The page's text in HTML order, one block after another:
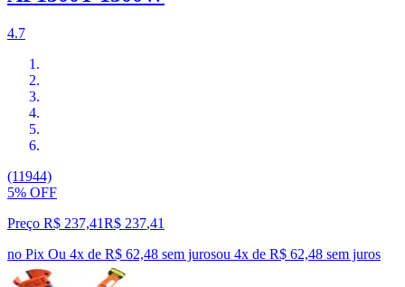
4.7
(11944)
5% OFF
Preço R$ 237,41R$ 237,41
no Pix Ou 4x de R$ 62,48 sem jurosou 4x de R$ 62,48 sem juros